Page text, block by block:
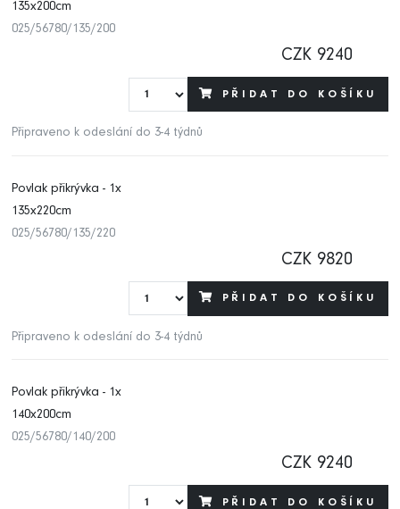
135x200cm
025/56780/135/200
CZK 9240
PŘIDAT DO KOŠÍKU
Připraveno k odeslání do 3-4 týdnů
Povlak přikrývka - 1x
135x220cm
025/56780/135/220
CZK 9820
PŘIDAT DO KOŠÍKU
Připraveno k odeslání do 3-4 týdnů
Povlak přikrývka - 1x
140x200cm
025/56780/140/200
CZK 9240
PŘIDAT DO KOŠÍKU